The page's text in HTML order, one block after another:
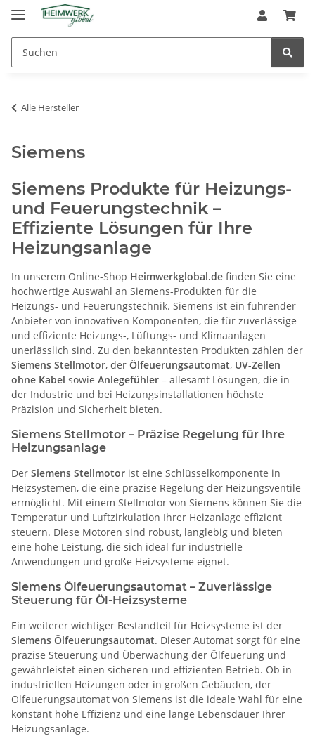
Alle Hersteller
Siemens
Siemens Produkte für Heizungs-
und Feuerungstechnik –
Effiziente Lösungen für Ihre
Heizungsanlage
In unserem Online-Shop Heimwerkglobal.de finden Sie eine
hochwertige Auswahl an Siemens-Produkten für die
Heizungs- und Feuerungstechnik. Siemens ist ein führender
Anbieter von innovativen Komponenten, die für zuverlässige
und effiziente Heizungs-, Lüftungs- und Klimaanlagen
unerlässlich sind. Zu den bekanntesten Produkten zählen der
Siemens Stellmotor, der Ölfeuerungsautomat, UV-Zellen
ohne Kabel sowie Anlegefühler – allesamt Lösungen, die in
der Industrie und bei Heizungsinstallationen höchste
Präzision und Sicherheit bieten.
Siemens Stellmotor – Präzise Regelung für Ihre
Heizungsanlage
Der Siemens Stellmotor ist eine Schlüsselkomponente in
Heizsystemen, die eine präzise Regelung der Heizungsventile
ermöglicht. Mit einem Stellmotor von Siemens können Sie die
Temperatur und Luftzirkulation Ihrer Heizanlage effizient
steuern. Diese Motoren sind robust, langlebig und bieten
eine hohe Leistung, die sich ideal für industrielle
Anwendungen und große Heizsysteme eignet.
Siemens Ölfeuerungsautomat – Zuverlässige
Steuerung für Öl-Heizsysteme
Ein weiterer wichtiger Bestandteil für Heizsysteme ist der
Siemens Ölfeuerungsautomat. Dieser Automat sorgt für eine
präzise Steuerung und Überwachung der Ölfeuerung und
gewährleistet einen sicheren und effizienten Betrieb. Ob in
industriellen Heizungen oder in großen Gebäuden, der
Ölfeuerungsautomat von Siemens ist die ideale Wahl für eine
konstant hohe Effizienz und eine lange Lebensdauer Ihrer
Heizungsanlage.